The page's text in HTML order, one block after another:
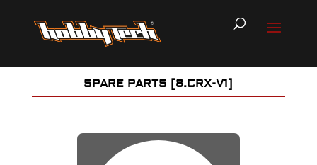
SPARE PARTS [8.CRX-V1]